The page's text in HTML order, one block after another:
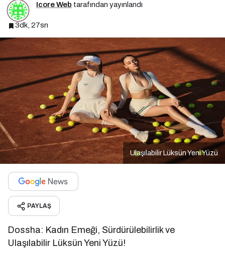
Icore Web tarafından yayınlandı
3dk, 27sn
Ulaşılabilir Lüksün Yeni Yüzü
PAYLAŞ
Dossha: Kadın Emeği, Sürdürülebilirlik ve
Ulaşılabilir Lüksün Yeni Yüzü!